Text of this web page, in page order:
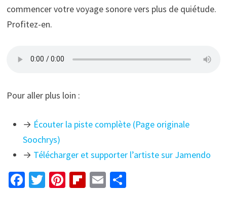
commencer votre voyage sonore vers plus de quiétude.
Profitez-en.
Pour aller plus loin :
→ Écouter la piste complète (Page originale
Soochrys)
→ Télécharger et supporter l’artiste sur Jamendo
Fa T Pi Fl E P